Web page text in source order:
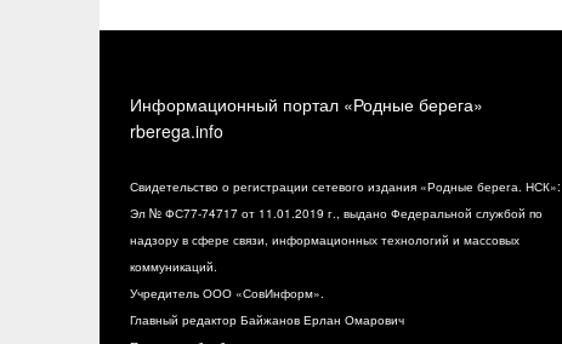
Информационный портал «Родные берега»
rberega.info
Свидетельство о регистрации сетевого издания «Родные берега. НСК»:
Эл № ФС77-74717 от 11.01.2019 г., выдано Федеральной службой по
надзору в сфере связи, информационных технологий и массовых
коммуникаций.
Учредитель ООО «СовИнформ».
Главный редактор Байжанов Ерлан Омарович